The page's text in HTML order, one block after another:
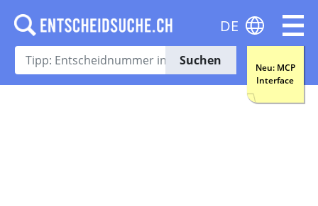
Suchen
Neu: MCP
Interface
DE